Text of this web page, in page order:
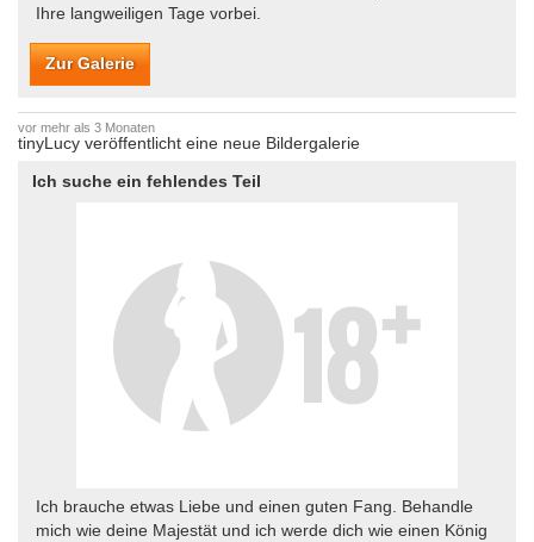
Ihre langweiligen Tage vorbei.
Zur Galerie
vor mehr als 3 Monaten
tinyLucy veröffentlicht eine neue Bildergalerie
Ich suche ein fehlendes Teil
Ich brauche etwas Liebe und einen guten Fang. Behandle
mich wie deine Majestät und ich werde dich wie einen König